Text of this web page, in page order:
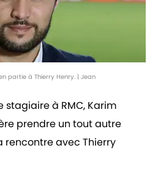
partie à Thierry Henry. | Jean
à RMC, Karim
prendre un tout autre
rencontre avec Thierry